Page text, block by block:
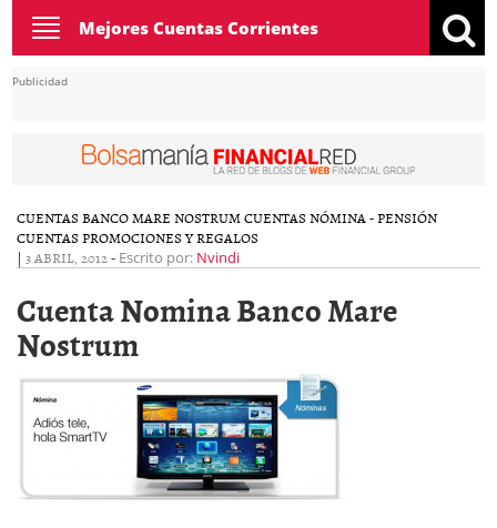
Toggle
navigation
Mejores Cuentas Corrientes
Publicidad
CUENTAS BANCO MARE NOSTRUMCUENTAS NÓMINA - PENSIÓN
CUENTAS PROMOCIONES Y REGALOS
| 3 ABRIL, 2012- Escrito por: Nvindi
Cuenta Nomina Banco Mare
Nostrum